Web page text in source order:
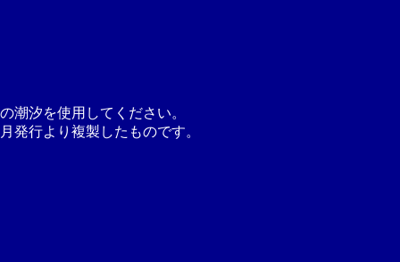
潮汐を使用してください。
発行より複製したものです。